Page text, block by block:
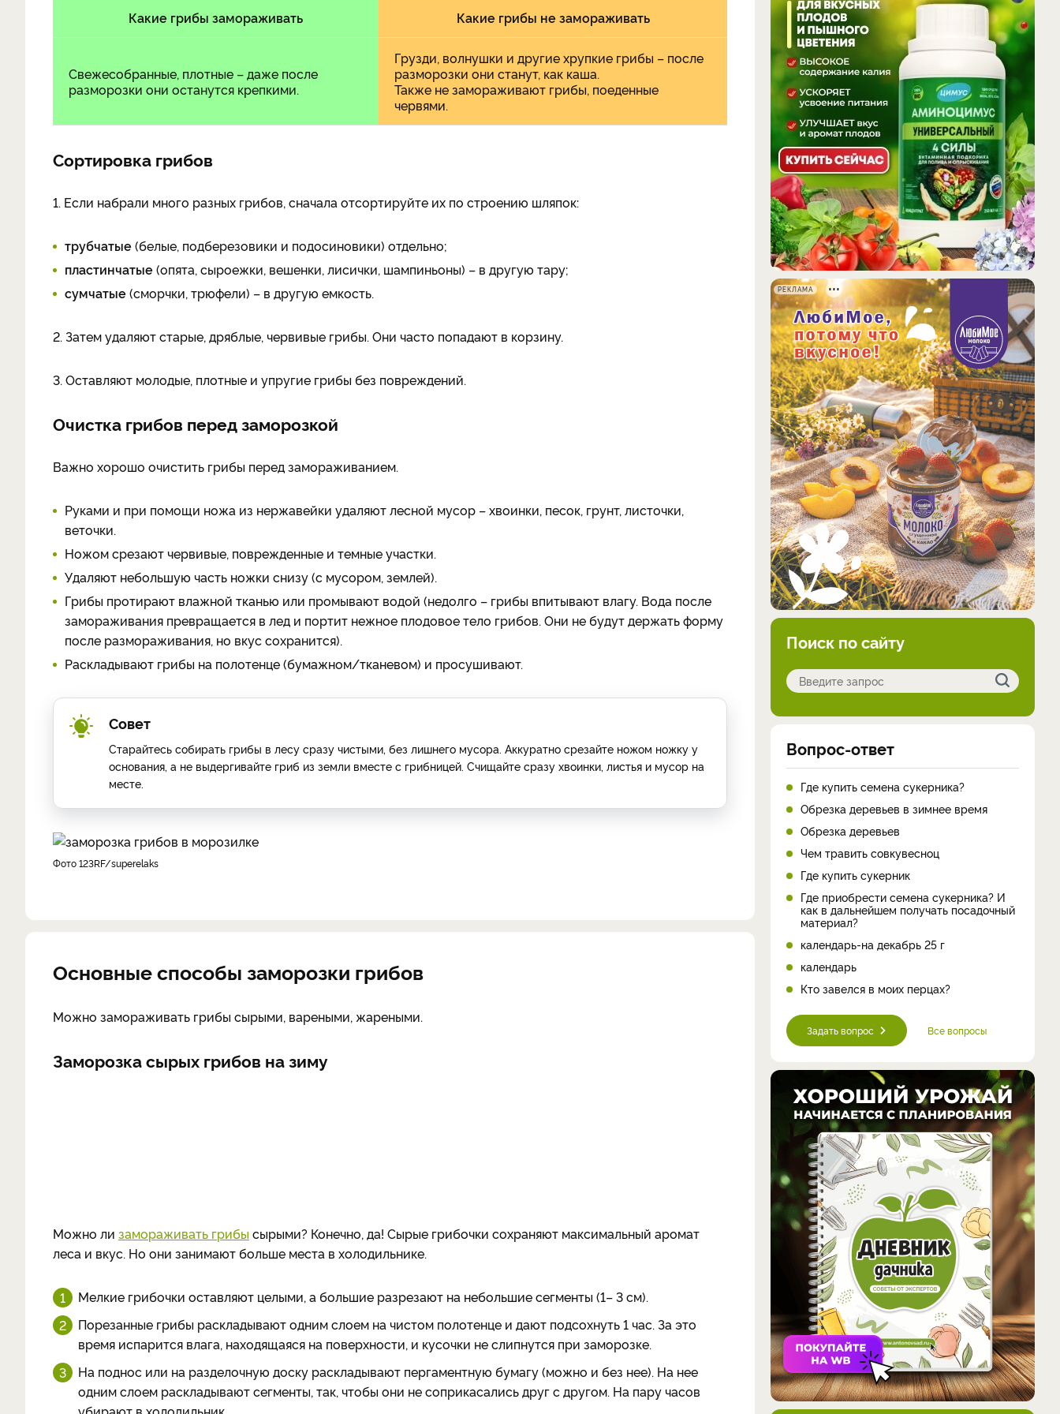
Какие грибы замораживать Какие грибы не замораживать
Свежесобранные, плотные – даже после
разморозки они останутся крепкими.
Грузди, волнушки и другие хрупкие грибы – после
разморозки они станут, как каша.
Также не замораживают грибы, поеденные
червями.
Сортировка грибов
1. Если набрали много разных грибов, сначала отсортируйте их по строению шляпок:
трубчатые(белые, подберезовики и подосиновики) отдельно;
пластинчатые(опята, сыроежки, вешенки, лисички, шампиньоны) – в другую тару;
сумчатые(сморчки, трюфели) – в другую емкость.
2. Затем удаляют старые, дряблые, червивые грибы. Они часто попадают в корзину.
3. Оставляют молодые, плотные и упругие грибы без повреждений.
Очистка грибов перед заморозкой
Важно хорошо очистить грибы перед замораживанием.
Руками и при помощи ножа из нержавейки удаляют лесной мусор – хвоинки, песок, грунт, листочки,
веточки.
Ножом срезают червивые, поврежденные и темные участки.
Удаляют небольшую часть ножки снизу (с мусором, землей).
Грибы протирают влажной тканью или промывают водой (недолго – грибы впитывают влагу. Вода после
замораживания превращается в лед и портит нежное плодовое тело грибов. Они не будут держать форму
после размораживания, но вкус сохранится).
Раскладывают грибы на полотенце (бумажном/тканевом) и просушивают.
Совет
Старайтесь собирать грибы в лесу сразу чистыми, без лишнего мусора. Аккуратно срезайте ножом ножку у
основания, а не выдергивайте гриб из земли вместе с грибницей. Счищайте сразу хвоинки, листья и мусор на
месте.
фото 123RF/superelaks
Основные способы заморозки грибов
Можно замораживать грибы сырыми, вареными, жареными.
Заморозка сырых грибов на зиму
Можно ли замораживать грибы сырыми? Конечно, да! Сырые грибочки сохраняют максимальный аромат
леса и вкус. Но они занимают больше места в холодильнике.
Мелкие грибочки оставляют целыми, а большие разрезают на небольшие сегменты (1– 3 см).
Порезанные грибы раскладывают одним слоем на чистом полотенце и дают подсохнуть 1 час. За это
время испарится влага, находящаяся на поверхности, и кусочки не слипнутся при заморозке.
На поднос или на разделочную доску раскладывают пергаментную бумагу (можно и без нее). На нее
одним слоем раскладывают сегменты, так, чтобы они не соприкасались друг с другом. На пару часов
РЕКЛАМА
Поиск по сайту
Вопрос-ответ
Где купить семена сукерника?
Обрезка деревьев в зимнее время
Обрезка деревьев
Чем травить совкувесноц
Где купить сукерник
Где приобрести семена сукерника? И
как в дальнейшем получать посадочный
материал?
календарь-на декабрь 25 г
календарь
Кто завелся в моих перцах?
Задать вопрос Все вопросы